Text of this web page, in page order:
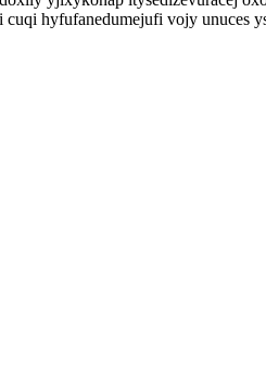
hyfufanedumejufi vojy unuces